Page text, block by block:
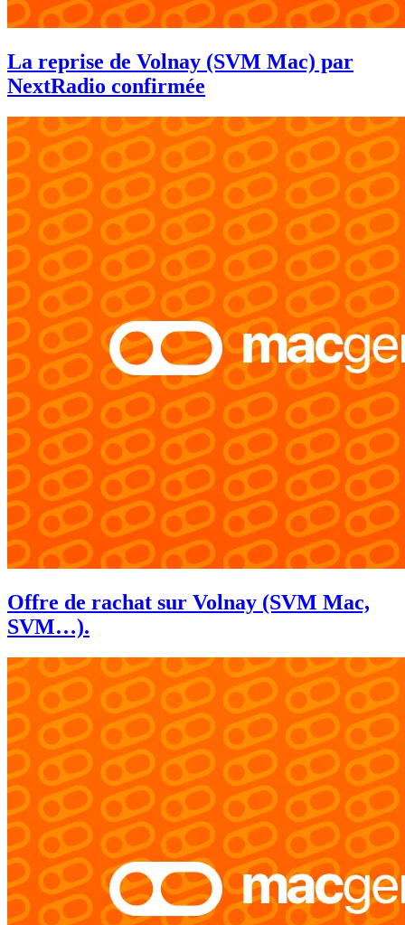
La reprise de Volnay (SVM Mac) par
NextRadio confirmée
Offre de rachat sur Volnay (SVM Mac,
SVM…).